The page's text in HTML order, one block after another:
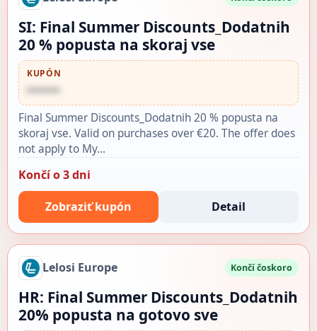
SI: Final Summer Discounts_Dodatnih
20 % popusta na skoraj vse
KUPÓN
••••••
Final Summer Discounts_Dodatnih 20 % popusta na
skoraj vse. Valid on purchases over €20. The offer does
not apply to My…
Končí o 3 dni
Zobraziť kupón Detail
Lelosi Europe Končí čoskoro
HR: Final Summer Discounts_Dodatnih
20% popusta na gotovo sve